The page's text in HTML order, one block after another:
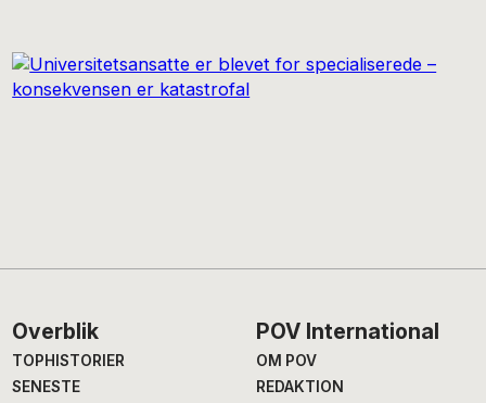
Footer
Overblik
TOPHISTORIER
SENESTE
POV International
OM POV
REDAKTION